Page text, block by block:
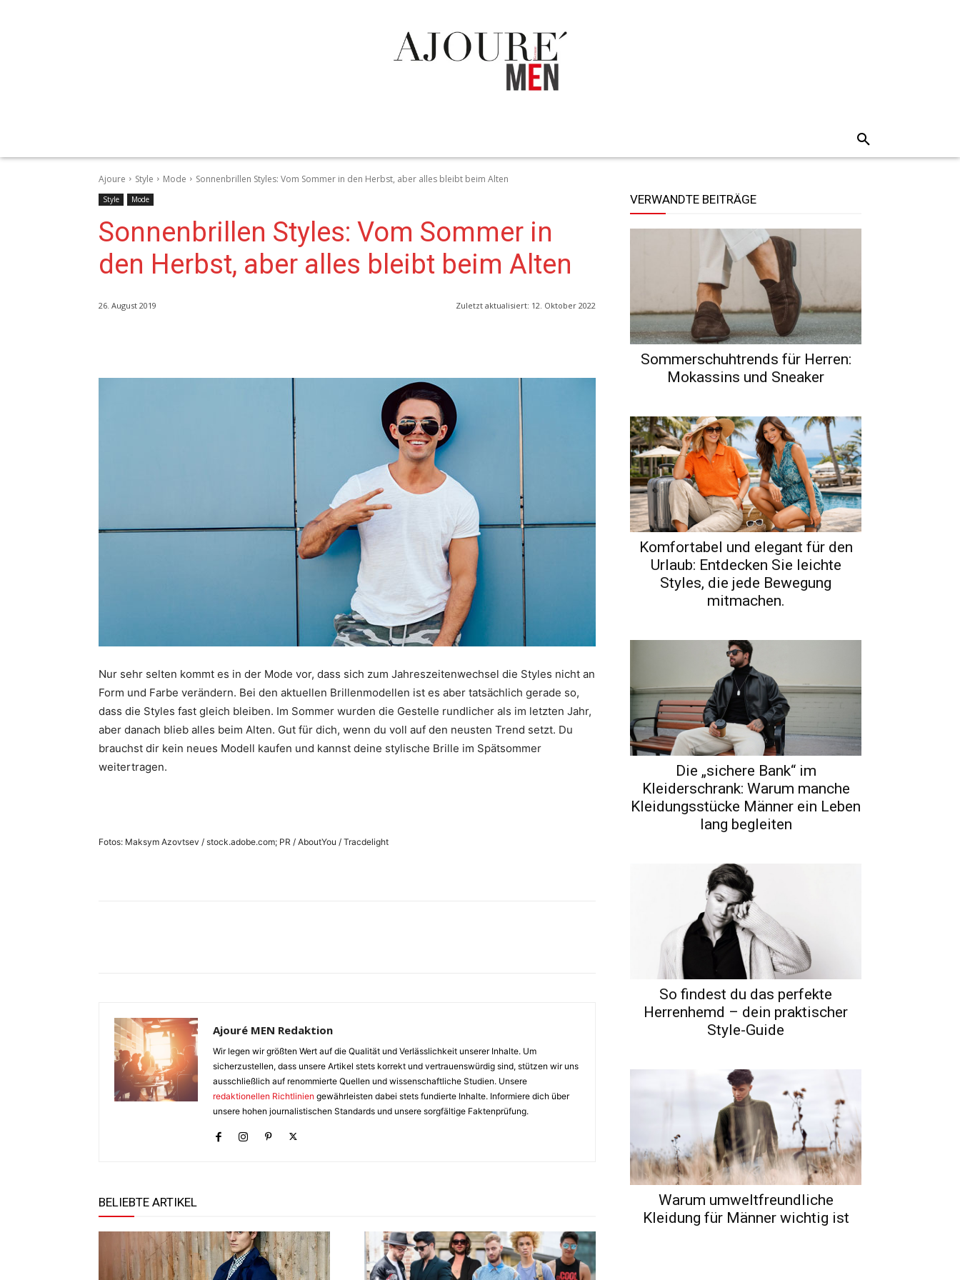
Ajoure Style Mode Sonnenbrillen Styles: Vom Sommer in den Herbst, aber alles bleibt beim Alten
Style Mode
Sonnenbrillen Styles: Vom Sommer in
den Herbst, aber alles bleibt beim Alten
26. August 2019 Zuletzt aktualisiert: 12. Oktober 2022
Nur sehr selten kommt es in der Mode vor, dass sich zum Jahreszeitenwechsel die Styles nicht an
Form und Farbe verändern. Bei den aktuellen Brillenmodellen ist es aber tatsächlich gerade so,
dass die Styles fast gleich bleiben. Im Sommer wurden die Gestelle rundlicher als im letzten Jahr,
aber danach blieb alles beim Alten. Gut für dich, wenn du voll auf den neusten Trend setzt. Du
brauchst dir kein neues Modell kaufen und kannst deine stylische Brille im Spätsommer
weitertragen.
Fotos: Maksym Azovtsev / stock.adobe.com; PR / AboutYou / Tracdelight
Ajouré MEN Redaktion
Wir legen wir größten Wert auf die Qualität und Verlässlichkeit unserer Inhalte. Um
sicherzustellen, dass unsere Artikel stets korrekt und vertrauenswürdig sind, stützen wir uns
ausschließlich auf renommierte Quellen und wissenschaftliche Studien. Unsere
redaktionellen Richtlinien gewährleisten dabei stets fundierte Inhalte. Informiere dich über
unsere hohen journalistischen Standards und unsere sorgfältige Faktenprüfung.
BELIEBTE ARTIKEL
VERWANDTE BEITRÄGE
Sommerschuhtrends für Herren:
Mokassins und Sneaker
Komfortabel und elegant für den
Urlaub: Entdecken Sie leichte
Styles, die jede Bewegung
mitmachen.
Die „sichere Bank“ im
Kleiderschrank: Warum manche
Kleidungsstücke Männer ein Leben
lang begleiten
So findest du das perfekte
Herrenhemd – dein praktischer
Style-Guide
Warum umweltfreundliche
Kleidung für Männer wichtig ist